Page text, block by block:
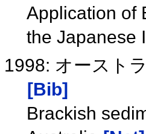
Application of
the Japanese
1998: オースト
[Bib]
Brackish